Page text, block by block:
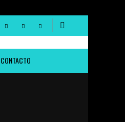
CONTACTO